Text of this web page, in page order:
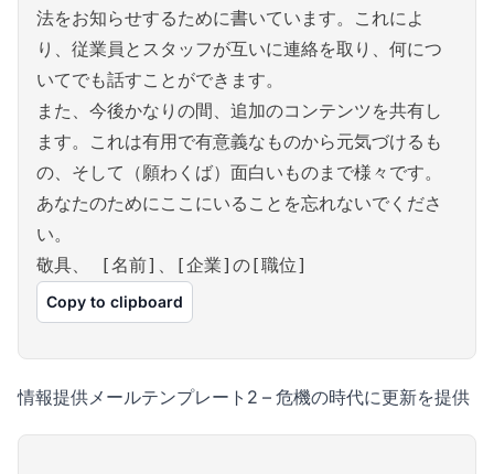
法をお知らせするために書いています。これによ
り、従業員とスタッフが互いに連絡を取り、何につ
いてでも話すことができます。
また、今後かなりの間、追加のコンテンツを共有し
ます。これは有用で有意義なものから元気づけるも
の、そして（願わくば）面白いものまで様々です。
あなたのためにここにいることを忘れないでくださ
い。
敬具、 [名前]、[企業]の[職位]
Copy to clipboard
情報提供メールテンプレート2 – 危機の時代に更新を提供